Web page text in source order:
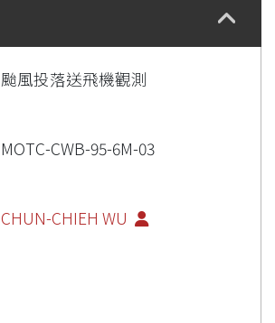
颱風投落送飛機觀測
MOTC-CWB-95-6M-03
CHUN-CHIEH WU